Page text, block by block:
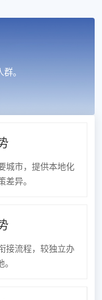
。
城市，提供本地化
差异。
接流程，较独立办